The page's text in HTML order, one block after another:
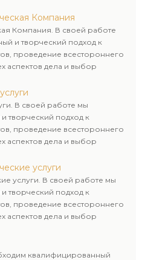
Компания
Компания. В своей работе
и творческий подход к
проведение всестороннего
аспектов дела и выбор
В своей работе мы
творческий подход к
проведение всестороннего
аспектов дела и выбор
услуги
услуги. В своей работе мы
творческий подход к
проведение всестороннего
аспектов дела и выбор
квалифицированный